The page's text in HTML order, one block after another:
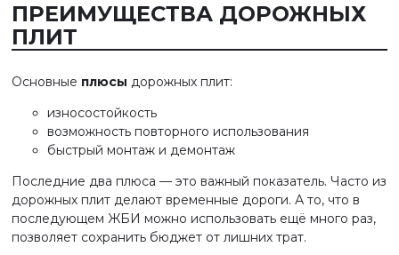
ПРЕИМУЩЕСТВА ДОРОЖНЫХ
ПЛИТ
Основные плюсы дорожных плит:
износостойкость
возможность повторного использования
быстрый монтаж и демонтаж
Последние два плюса — это важный показатель. Часто из
дорожных плит делают временные дороги. А то, что в
последующем ЖБИ можно использовать ещё много раз,
позволяет сохранить бюджет от лишних трат.